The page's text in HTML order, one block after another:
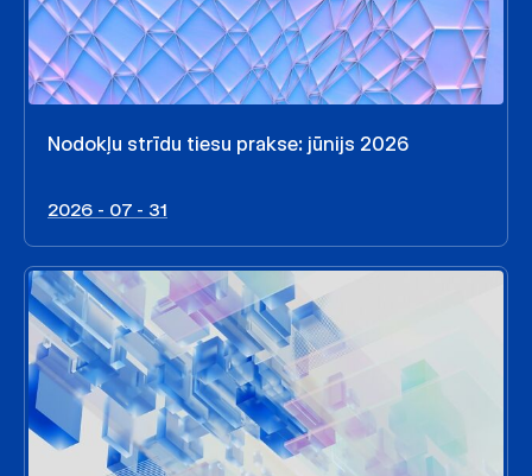
Nodokļu strīdu tiesu prakse: jūnijs 2026
2026 - 07 - 31